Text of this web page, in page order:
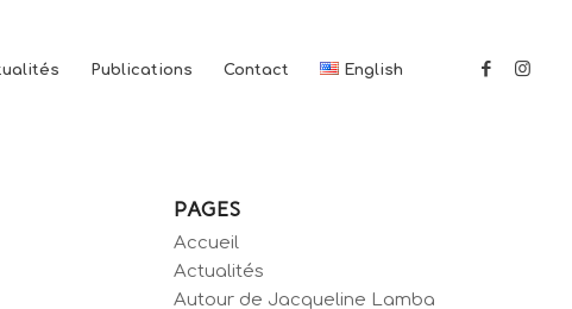
Publications Contact English
PAGES
Accueil
Actualités
Autour de Jacqueline Lamba